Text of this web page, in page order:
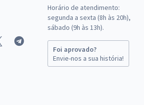
Horário de atendimento:
segunda a sexta (8h às 20h),
sábado (9h às 13h).
Foi aprovado?
Envie-nos a sua história!